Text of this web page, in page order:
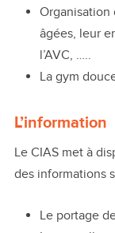
Organisation
âgées, leur
l’AVC, …..
La gym
L’information
Le CIAS met à
des informations
Le portage